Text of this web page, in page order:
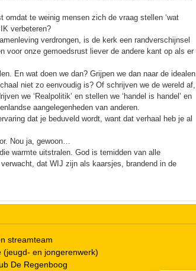
te weinig mensen zich de vraag stellen ‘wat
verbeteren?
verdrongen, is de kerk een randverschijnsel
voor onze gemoedsrust liever de andere kant op als er
En wat doen we dan? Grijpen we dan naar de idealen
niet zo eenvoudig is? Of schrijven we de wereld af,
we ‘Realpolitik’ en stellen we ‘handel is handel’ en
aangelegenheden van anderen.
dat je beduveld wordt, want dat verhaal heb je al
Nou ja, gewoon…
warmte uitstralen. God is temidden van alle
dat WIJ zijn als kaarsjes, brandend in de
streamteam
(jeugd- en jongerenwerk)
De Regenboog